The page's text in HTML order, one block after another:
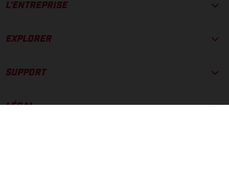
L'ENTREPRISE
EXPLORER
SUPPORT
LÉGAL